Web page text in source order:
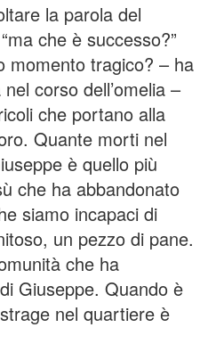
la parola del
che è successo?”
momento tragico? – ha
corso dell’omelia –
che portano alla
Quante morti nel
è quello più
che ha abbandonato
siamo incapaci di
un pezzo di pane.
che ha
Giuseppe. Quando è
nel quartiere è